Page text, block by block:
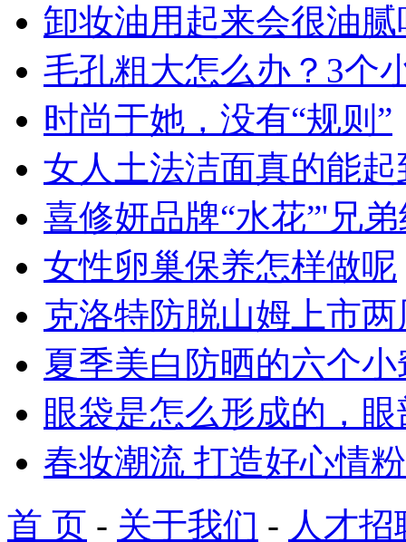
卸妆油用起来会很油腻
毛孔粗大怎么办？3个
时尚于她，没有“规则”
女人土法洁面真的能
喜修妍品牌“水花”'兄
女性卵巢保养怎样做呢
克洛特防脱山姆上市
夏季美白防晒的六个小
眼袋是怎么形成的，
春妆潮流 打造好心情
首 页 - 关于我们 - 人才招